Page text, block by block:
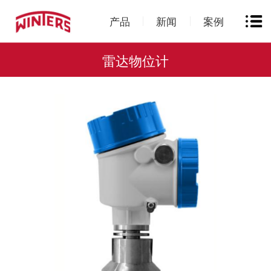
产品 新闻 案例
雷达物位计